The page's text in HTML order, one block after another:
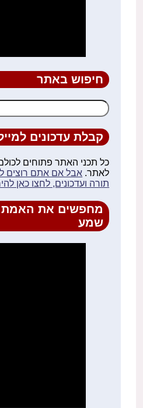
חיפוש באתר
חיפוש:
קבלת עדכונים
כל תכני האתר פתוחים
לאתר. אבל אם אתם רוצים
תורה ועדכונים, לחצו כאן
מחפשים את האמת
שמע